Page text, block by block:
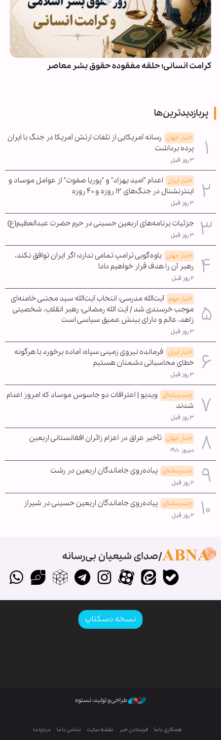
کرامت انسانی؛ حلقه مفقوده حقوق بشر معاصر
پربازدیدترین‌ها
اخبار جهان رسانه آمریکایی از تلفات ارتش آمریکا در جنگ با ایران
پرده برداشت
۳ روز قبل
اخبار ایران اعدام "امید بهزاد" و "پوریا صفوت" از عوامل موساد و
اینترنشنال در جنگ‌های ۱۲ روزه و ۴۰ روزه
۳ روز قبل
جزئیات برنامه‌های اربعین حسینی در حرم حضرت عبدالعظیم(ع)
۳ روز قبل
اخبار جهان یاوه‌گویی ترامپ تمامی ندارد؛ اگر ایران توافق نکند،
رهبر آن را هدف قرار خواهیم داد!
۲ روز قبل
اخبار مهم آیت‌الله مدرسی: انتخاب آیت‌الله سید مجتبی خامنه‌ای
موجب خرسندی شد / آیت الله رمضانی: رهبر انقلاب، شخصیتی
زاهد، عالم و دارای بینش عمیق سیاسی است
۳ روز قبل
اخبار ایران فرمانده نیروی زمینی سپاه: آماده برخورد با هرگونه
خطای محاسباتی دشمنان هستیم
۳ روز قبل
چندرسانه‌ای ویدیو | اعترافات دو جاسوس موساد که امروز اعدام
شدند
۳ روز قبل
اخبار جهان تأخیر عراق در اعزام زائران افغانستانی اربعین
دیروز ۱۹:۱۰
چندرسانه‌ای پیاده‌روی جاماندگان اربعین در رشت
۲ روز قبل
چندرسانه‌ای پیاده‌روی جاماندگان اربعین حسینی در شیراز
۲ روز قبل
صدای شیعیان بی‌رسانه
نسخه دسکتاپ
طراحی و تولید: نستوه
همکاری با ما فرستادن خبر نقشه سایت تماس با ما درباره ما